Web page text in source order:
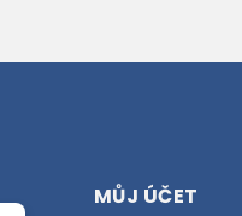
MŮJ ÚČET